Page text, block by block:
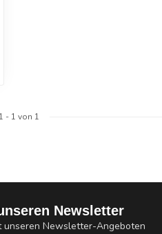
1 - 1 von 1
Newsletter
unseren Newsletter-Angeboten